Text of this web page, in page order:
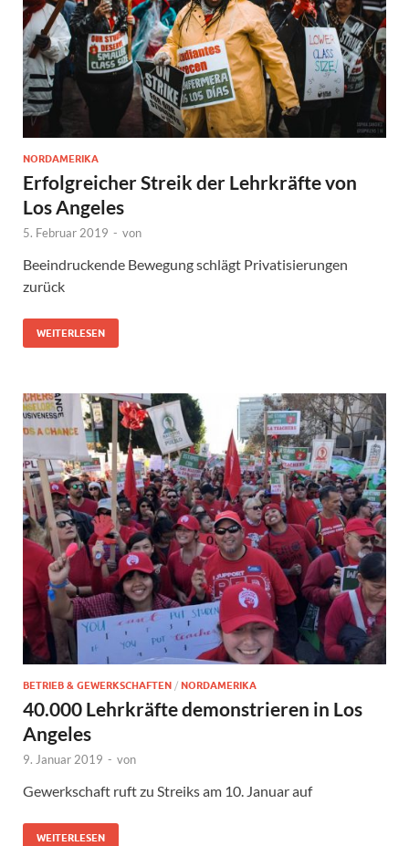
NORDAMERIKA
Erfolgreicher Streik der Lehrkräfte von
Los Angeles
5. Februar 2019 - von
Beeindruckende Bewegung schlägt Privatisierungen
zurück
WEITERLESEN
BETRIEB & GEWERKSCHAFTEN / NORDAMERIKA
40.000 Lehrkräfte demonstrieren in Los
Angeles
9. Januar 2019 - von
Gewerkschaft ruft zu Streiks am 10. Januar auf
WEITERLESEN